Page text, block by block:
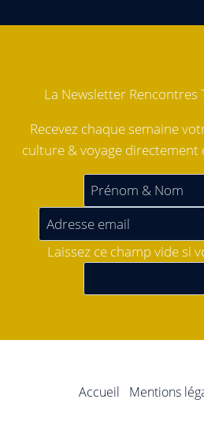
La Newsletter
Recevez chaque semaine
culture & voyage directement
Laissez ce champ vide si
Accueil Mentions